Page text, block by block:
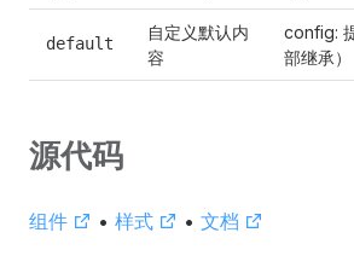
default
自定义默认内
容
config:
部继承）
源代码
组件 • 样式 • 文档